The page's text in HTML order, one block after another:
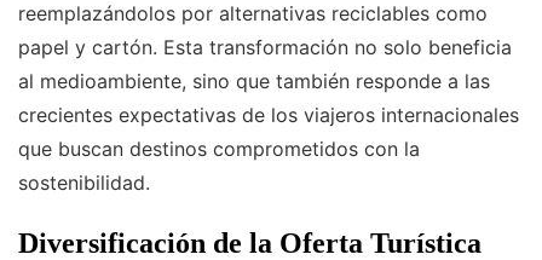
reemplazándolos por alternativas reciclables como
papel y cartón. Esta transformación no solo beneficia
al medioambiente, sino que también responde a las
crecientes expectativas de los viajeros internacionales
que buscan destinos comprometidos con la
sostenibilidad.
Diversificación de la Oferta Turística